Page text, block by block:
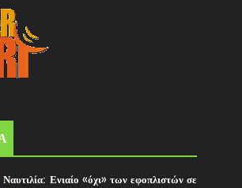
Ναυτιλία: Ενιαίο «όχι» των εφοπλιστών σε